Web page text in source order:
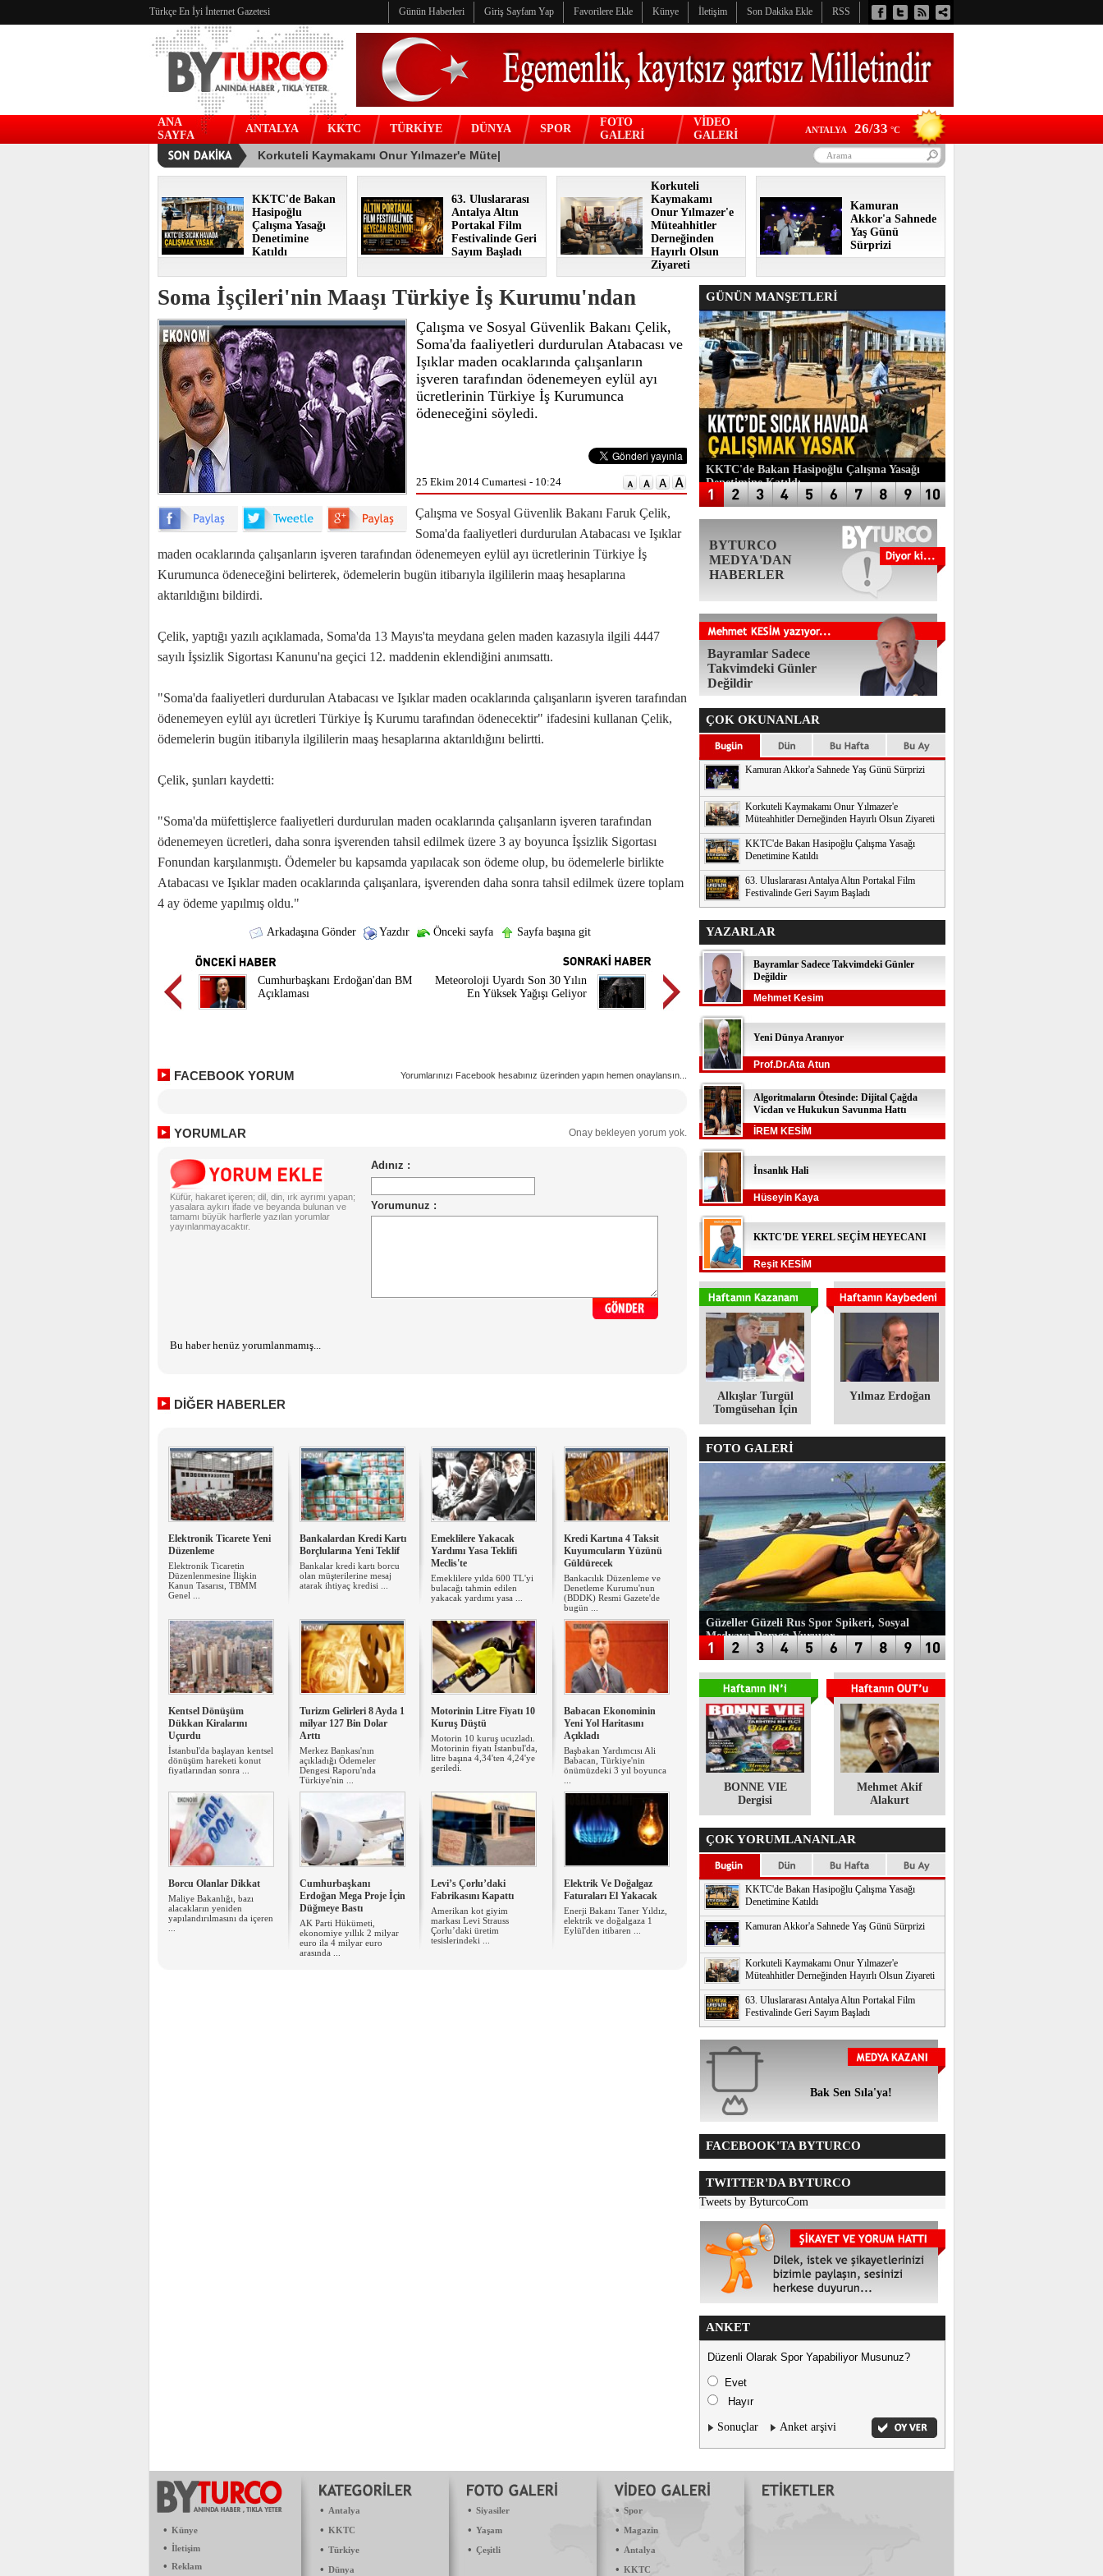
Türkçe En İyi İnternet Gazetesi Günün Haberleri Giriş Sayfam Yap Favorilere Ekle Künye İletişim Son Dakika Ekle RSS
ANA
SAYFA
ANTALYA KKTC TÜRKİYE DÜNYA SPOR
FOTO
GALERİ
VİDEO
GALERİ
ANTALYA 26/33 °C
KKTC'de Bakan
Hasipoğlu
Çalışma Yasağı
Denetimine
Katıldı
63. Uluslararası
Antalya Altın
Portakal Film
Festivalinde Geri
Sayım Başladı
Korkuteli
Kaymakamı
Onur Yılmazer'e
Müteahhitler
Derneğinden
Hayırlı Olsun
Ziyareti
Kamuran
Akkor'a Sahnede
Yaş Günü
Sürprizi
Soma İşçileri'nin Maaşı Türkiye İş Kurumu'ndan
Çalışma ve Sosyal Güvenlik Bakanı Çelik,
Soma'da faaliyetleri durdurulan Atabacası ve
Işıklar maden ocaklarında çalışanların
işveren tarafından ödenemeyen eylül ayı
ücretlerinin Türkiye İş Kurumunca
ödeneceğini söyledi.
25 Ekim 2014 Cumartesi - 10:24
Çalışma ve Sosyal Güvenlik Bakanı Faruk Çelik,
Soma'da faaliyetleri durdurulan Atabacası ve Işıklar
maden ocaklarında çalışanların işveren tarafından ödenemeyen eylül ayı ücretlerinin Türkiye İş
Kurumunca ödeneceğini belirterek, ödemelerin bugün itibarıyla ilgililerin maaş hesaplarına
aktarıldığını bildirdi.
Çelik, yaptığı yazılı açıklamada, Soma'da 13 Mayıs'ta meydana gelen maden kazasıyla ilgili 4447
sayılı İşsizlik Sigortası Kanunu'na geçici 12. maddenin eklendiğini anımsattı.
"Soma'da faaliyetleri durdurulan Atabacası ve Işıklar maden ocaklarında çalışanların işveren tarafından
ödenemeyen eylül ayı ücretleri Türkiye İş Kurumu tarafından ödenecektir" ifadesini kullanan Çelik,
ödemelerin bugün itibarıyla ilgililerin maaş hesaplarına aktarıldığını belirtti.
Çelik, şunları kaydetti:
"Soma'da müfettişlerce faaliyetleri durdurulan maden ocaklarında çalışanların işveren tarafından
ödenemeyen ücretleri, daha sonra işverenden tahsil edilmek üzere 3 ay boyunca İşsizlik Sigortası
Fonundan karşılanmıştı. Ödemeler bu kapsamda yapılacak son ödeme olup, bu ödemelerle birlikte
Atabacası ve Işıklar maden ocaklarında çalışanlara, işverenden daha sonra tahsil edilmek üzere toplam
4 ay ödeme yapılmış oldu."
Arkadaşına Gönder Yazdır Önceki sayfa Sayfa başına git
Cumhurbaşkanı Erdoğan'dan BM
Açıklaması
Meteoroloji Uyardı Son 30 Yılın
En Yüksek Yağışı Geliyor
FACEBOOK YORUM Yorumlarınızı Facebook hesabınız üzerinden yapın hemen onaylansın...
YORUMLAR Onay bekleyen yorum yok.
Küfür, hakaret içeren; dil, din, ırk ayrımı yapan;
yasalara aykırı ifade ve beyanda bulunan ve
tamamı büyük harflerle yazılan yorumlar
yayınlanmayacaktır.
Bu haber henüz yorumlanmamış...
DİĞER HABERLER
Elektronik Ticarete Yeni
Düzenleme
Elektronik Ticaretin
Düzenlenmesine İlişkin
Kanun Tasarısı, TBMM
Genel ...
Bankalardan Kredi Kartı
Borçlularına Yeni Teklif
Bankalar kredi kartı borcu
olan müşterilerine mesaj
atarak ihtiyaç kredisi ...
Emeklilere Yakacak
Yardımı Yasa Teklifi
Meclis'te
Emeklilere yılda 600 TL'yi
bulacağı tahmin edilen
yakacak yardımı yasa ...
Kredi Kartına 4 Taksit
Kuyumcuların Yüzünü
Güldürecek
Bankacılık Düzenleme ve
Denetleme Kurumu'nun
(BDDK) Resmi Gazete'de
bugün ...
Kentsel Dönüşüm
Dükkan Kiralarını
Uçurdu
İstanbul'da başlayan kentsel
dönüşüm hareketi konut
fiyatlarından sonra ...
Turizm Gelirleri 8 Ayda 1
milyar 127 Bin Dolar
Arttı
Merkez Bankası'nın
açıkladığı Ödemeler
Dengesi Raporu'nda
Türkiye'nin ...
Motorinin Litre Fiyatı 10
Kuruş Düştü
Motorin 10 kuruş ucuzladı.
Motorinin fiyatı İstanbul'da,
litre başına 4,34'ten 4,24'ye
geriledi.
Babacan Ekonominin
Yeni Yol Haritasını
Açıkladı
Başbakan Yardımcısı Ali
Babacan, Türkiye'nin
önümüzdeki 3 yıl boyunca
Borcu Olanlar Dikkat
Maliye Bakanlığı, bazı
alacakların yeniden
yapılandırılmasını da içeren
Cumhurbaşkanı
Erdoğan Mega Proje İçin
Düğmeye Bastı
AK Parti Hükümeti,
ekonomiye yıllık 2 milyar
euro ila 4 milyar euro
arasında ...
Levi’s Çorlu’daki
Fabrikasını Kapattı
Amerikan kot giyim
markası Levi Strauss
Çorlu’daki üretim
tesislerindeki ...
Elektrik Ve Doğalgaz
Faturaları El Yakacak
Enerji Bakanı Taner Yıldız,
elektrik ve doğalgaza 1
Eylül'den itibaren ...
GÜNÜN MANŞETLERİ
KKTC'de Bakan Hasipoğlu Çalışma Yasağı
Denetimine Katıldı
BYTURCO
MEDYA'DAN
HABERLER
Bayramlar Sadece
Takvimdeki Günler
Değildir
ÇOK OKUNANLAR
Kamuran Akkor'a Sahnede Yaş Günü Sürprizi
Korkuteli Kaymakamı Onur Yılmazer'e
Müteahhitler Derneğinden Hayırlı Olsun Ziyareti
KKTC'de Bakan Hasipoğlu Çalışma Yasağı
Denetimine Katıldı
63. Uluslararası Antalya Altın Portakal Film
Festivalinde Geri Sayım Başladı
YAZARLAR
Bayramlar Sadece Takvimdeki Günler
Değildir
Mehmet Kesim
Yeni Dünya Aranıyor
Prof.Dr.Ata Atun
Algoritmaların Ötesinde: Dijital Çağda
Vicdan ve Hukukun Savunma Hattı
İREM KESİM
İnsanlık Hali
Hüseyin Kaya
KKTC'DE YEREL SEÇİM HEYECANI
Reşit KESİM
Alkışlar Turgül
Tomgüsehan İçin
Yılmaz Erdoğan
FOTO GALERİ
Güzeller Güzeli Rus Spor Spikeri, Sosyal
Medyaya Damga Vuruyor
BONNE VIE
Dergisi
​Mehmet Akif
Alakurt
ÇOK YORUMLANANLAR
KKTC'de Bakan Hasipoğlu Çalışma Yasağı
Denetimine Katıldı
Kamuran Akkor'a Sahnede Yaş Günü Sürprizi
Korkuteli Kaymakamı Onur Yılmazer'e
Müteahhitler Derneğinden Hayırlı Olsun Ziyareti
63. Uluslararası Antalya Altın Portakal Film
Festivalinde Geri Sayım Başladı
Bak Sen Sıla'ya!
FACEBOOK'TA BYTURCO
TWITTER'DA BYTURCO
Tweets by ByturcoCom
ANKET
Düzenli Olarak Spor Yapabiliyor Musunuz?
Evet
Hayır
Sonuçlar Anket arşivi
• Künye
• İletişim
• Reklam
• Antalya
• KKTC
• Türkiye
• Dünya
• Siyasiler
• Yaşam
• Çeşitli
• Spor
• Magazin
• Antalya
• KKTC